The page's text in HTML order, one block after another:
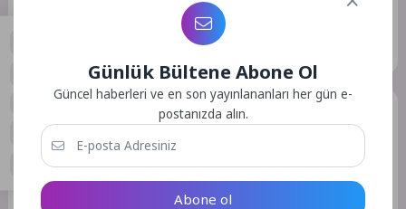
E-posta adresiniz yayınlanmayacak.
işaretlenmişlerdir
Günlük Bültene Abone Ol
Güncel haberleri ve en son yayınlananları her gün e-
postanızda alın.
Abone ol